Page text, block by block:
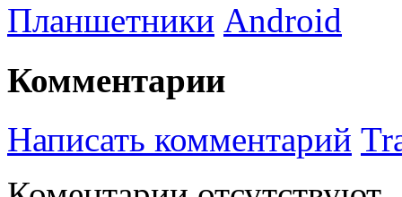
Планшетники Android
Комментарии
Написать комментарий